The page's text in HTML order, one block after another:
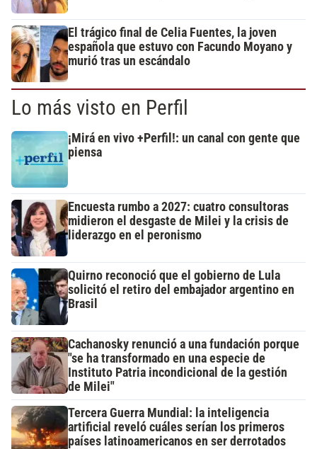
El trágico final de Celia Fuentes, la joven
española que estuvo con Facundo Moyano y
murió tras un escándalo
Lo más visto en Perfil
¡Mirá en vivo +Perfil!: un canal con gente que
piensa
Encuesta rumbo a 2027: cuatro consultoras
midieron el desgaste de Milei y la crisis de
liderazgo en el peronismo
Quirno reconoció que el gobierno de Lula
solicitó el retiro del embajador argentino en
Brasil
Cachanosky renunció a una fundación porque
"se ha transformado en una especie de
Instituto Patria incondicional de la gestión
de Milei"
Tercera Guerra Mundial: la inteligencia
artificial reveló cuáles serían los primeros
países latinoamericanos en ser derrotados